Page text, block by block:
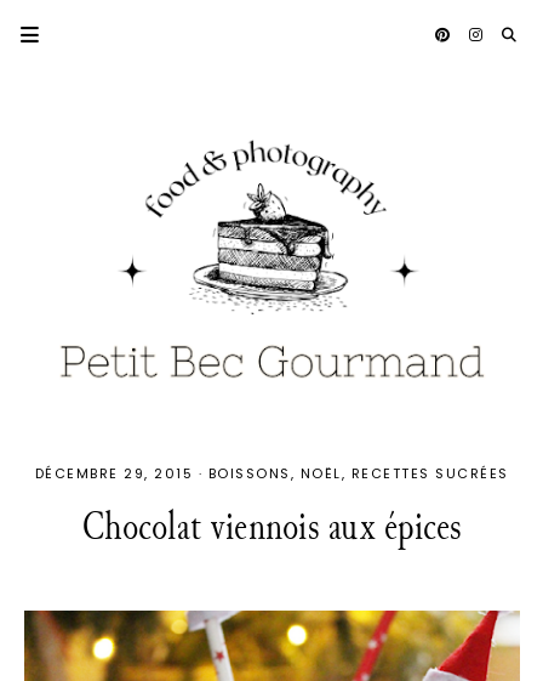
DÉCEMBRE 29, 2015 · BOISSONS NOËL RECETTES SUCRÉES
Chocolat viennois aux épices